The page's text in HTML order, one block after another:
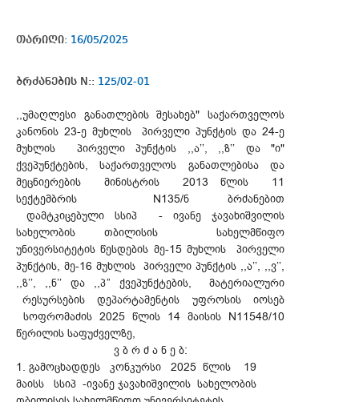
თარიღი: 16/05/2025
ბრძანების N:: 125/02-01
,,უმაღლესი განათლების შესახებ" საქართველოს
კანონის 23-ე მუხლის პირველი პუნქტის და 24-ე
მუხლის პირველი პუნქტის ,,ა’’, ,,ზ’’ და "ი"
ქვეპუნქტების, საქართველოს განათლებისა და
მეცნიერების მინისტრის 2013 წლის 11
სექტემბრის N135/ნ ბრძანებით
დამტკიცებული სსიპ - ივანე ჯავახიშვილის
სახელობის თბილისის სახელმწიფო
უნივერსიტეტის წესდების მე-15 მუხლის პირველი
პუნქტის, მე-16 მუხლის პირველი პუნქტის ,,ა’’, ,,ვ’’,
,,ზ’’, ,,ნ’’ და ,,პ” ქვეპუნქტების, მატერიალური
რესურსების დეპარტამენტის უფროსის იოსებ
სოფრომაძის 2025 წლის 14 მაისის N11548/10
წერილის საფუძველზე,
ვ ბ რ ძ ა ნ ე ბ:
1. გამოცხადდეს კონკურსი 2025 წლის 19
მაისს სსიპ -ივანე ჯავახიშვილის სახელობის